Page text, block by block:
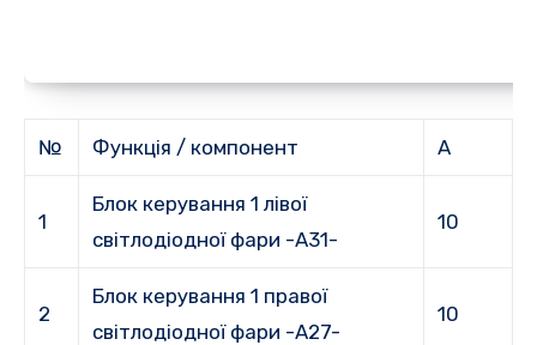
№ Функція / компонент А
1
Блок керування 1 лівої
світлодіодної фари -A31-
10
2
Блок керування 1 правої
світлодіодної фари -A27-
10